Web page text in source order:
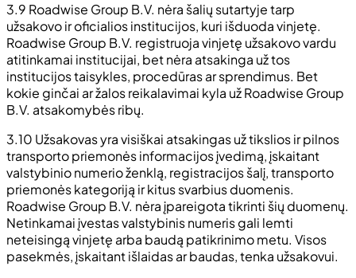
3.9 Roadwise Group B.V. nėra šalių sutartyje tarp
užsakovo ir oficialios institucijos, kuri išduoda vinjetę.
Roadwise Group B.V. registruoja vinjetę užsakovo vardu
atitinkamai institucijai, bet nėra atsakinga už tos
institucijos taisykles, procedūras ar sprendimus. Bet
kokie ginčai ar žalos reikalavimai kyla už Roadwise Group
B.V. atsakomybės ribų.
3.10 Užsakovas yra visiškai atsakingas už tikslios ir pilnos
transporto priemonės informacijos įvedimą, įskaitant
valstybinio numerio ženklą, registracijos šalį, transporto
priemonės kategoriją ir kitus svarbius duomenis.
Roadwise Group B.V. nėra įpareigota tikrinti šių duomenų.
Netinkamai įvestas valstybinis numeris gali lemti
neteisingą vinjetę arba baudą patikrinimo metu. Visos
pasekmės, įskaitant išlaidas ar baudas, tenka užsakovui.